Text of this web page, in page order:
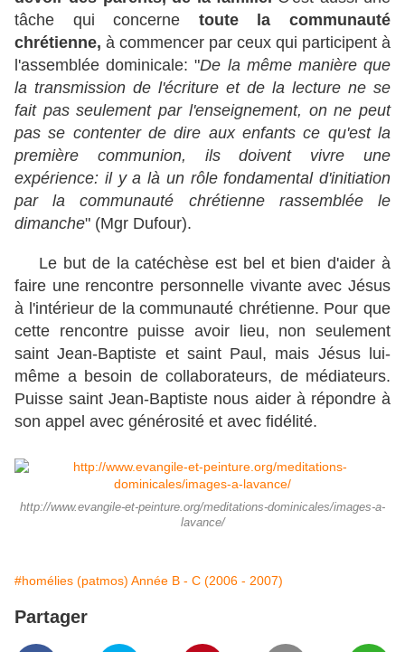
tâche qui concerne toute la communauté
chrétienne, à commencer par ceux qui participent à
l'assemblée dominicale: "De la même manière que
la transmission de l'écriture et de la lecture ne se
fait pas seulement par l'enseignement, on ne peut
pas se contenter de dire aux enfants ce qu'est la
première communion, ils doivent vivre une
expérience: il y a là un rôle fondamental d'initiation
par la communauté chrétienne rassemblée le
dimanche" (Mgr Dufour).
Le but de la catéchèse est bel et bien d'aider à
faire une rencontre personnelle vivante avec Jésus
à l'intérieur de la communauté chrétienne. Pour que
cette rencontre puisse avoir lieu, non seulement
saint Jean-Baptiste et saint Paul, mais Jésus lui-
même a besoin de collaborateurs, de médiateurs.
Puisse saint Jean-Baptiste nous aider à répondre à
son appel avec générosité et avec fidélité.
http://www.evangile-et-peinture.org/meditations-dominicales/images-a-
lavance/
#homélies (patmos) Année B - C (2006 - 2007)
Partager